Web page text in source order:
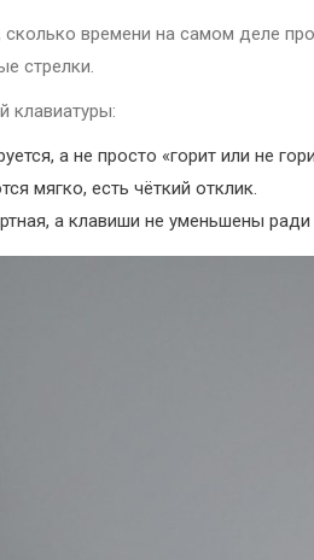
времени на самом деле
стрелки.
клавиатуры:
а не просто «горит или не
мягко, есть чёткий отклик.
а клавиши не уменьшены